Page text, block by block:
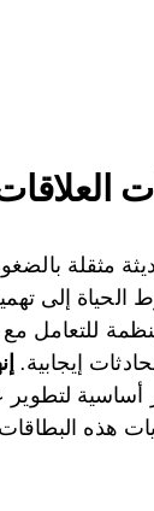
مثقلة
الحياة إلى
للتعامل
إيجابية.
أساسية
هذه